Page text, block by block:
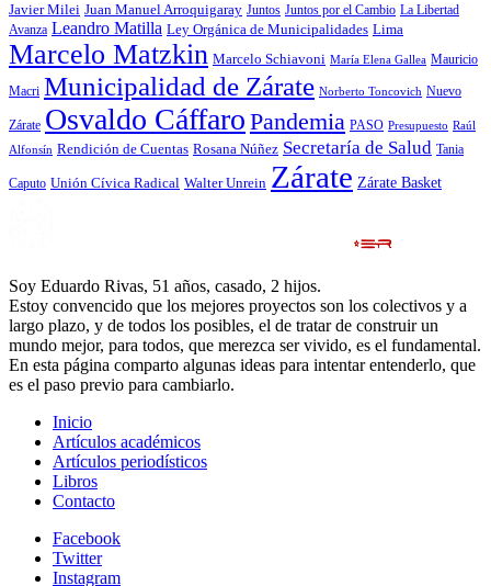
Javier Milei Juan Manuel Arroquigaray Juntos Juntos por el Cambio La Libertad
Avanza Leandro Matilla Ley Orgánica de Municipalidades Lima
Marcelo Matzkin Marcelo Schiavoni María Elena Gallea Mauricio
Macri Municipalidad de Zárate Norberto Toncovich Nuevo
Zárate Osvaldo Cáffaro Pandemia PASO Presupuesto Raúl
Alfonsín Rendición de Cuentas Rosana Núñez Secretaría de Salud Tania
Caputo Unión Cívica Radical Walter Unrein Zárate Zárate Basket
Soy Eduardo Rivas, 51 años, casado, 2 hijos.
Estoy convencido que los mejores proyectos son los colectivos y a
largo plazo, y de todos los posibles, el de tratar de construir un
mundo mejor, para todos, que merezca ser vivido, es el fundamental.
En esta página comparto algunas ideas para intentar entenderlo, que
es el paso previo para cambiarlo.
Inicio
Artículos académicos
Artículos periodísticos
Libros
Contacto
Facebook
Twitter
Instagram